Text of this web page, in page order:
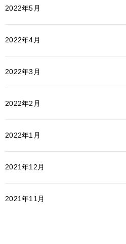
2022年5月
2022年4月
2022年3月
2022年2月
2022年1月
2021年12月
2021年11月